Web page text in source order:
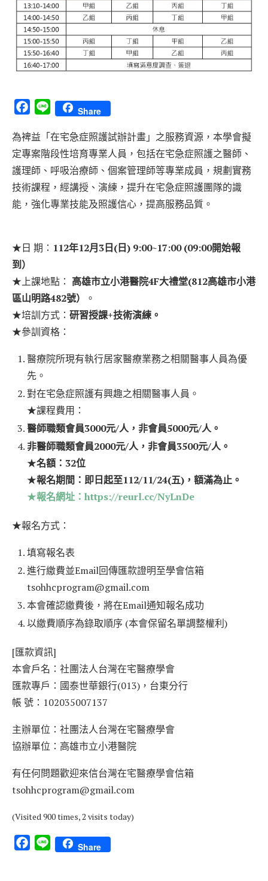
Facebook
Line Share
為裨益「在宅急症照護試辦計畫」之服務資源，本學會擬
定專案階段性培育專業人員，包括在宅急症照護之醫師、
護理師、呼吸治療師、個案管理師等專業成員，規劃實務
技術課程，經講授、演練，提升在宅急症照護團隊的識
能，強化專業技能及照護信心，提高服務品質。
★日 期： 112年12月3日(日) 9:00~17:00 (09:00開始報
到）
★上課地點： 高雄市立小港醫院4F大禮堂(812高雄市小港
區山明路482號）
。
★培訓方式： 研習授課+技術演練。
★參訓資格：
醫療院所現有執行居家醫療業務之相關醫事人員為優
先。
對在宅急症照護有興趣之相關醫事人員。
★課程費用：
醫師職類會員3000元/人，非會員5000元/人。
非醫師職類會員2000元/人，非會員3500元/人。
★名額：32位
★報名期間：即日起至112/11/24(五)，額滿為止。
★報名網址：https://reurl.cc/NyLnDe
★報名方式：
填寫報名表
進行繳費並Email回傳匯款證明至學會信箱
tsohhcprogram@gmail.com
本會確認繳費後，將在Email通知報名成功
以繳費順序為錄取順序 (本會保留名單調整權利)
[匯款資訊]
本會戶名：社團法人台灣在宅醫療學會
匯款專戶：國泰世華銀行(013)，台東分行
帳 號：102035007137
主辦單位：社團法人台灣在宅醫療學會
協辦單位：高雄市立小港醫院
有任何問題歡迎來信台灣在宅醫療學會信箱
tsohhcprogram@gmail.com
(Visited 900 times, 2 visits today)
Facebook
Line Share